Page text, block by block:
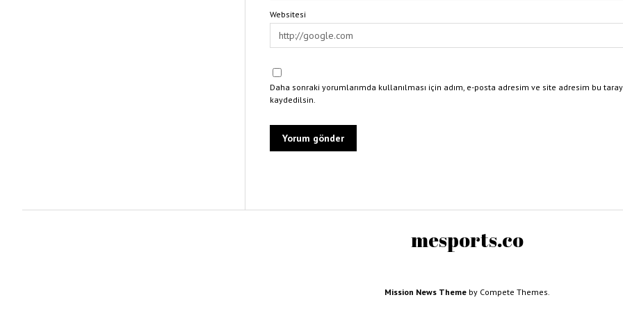
Websitesi
Daha sonraki yorumlarımda kullanılması için adım, e-posta adresim ve site adresim bu
kaydedilsin.
mesports.co
Mission News Theme by Compete Themes.